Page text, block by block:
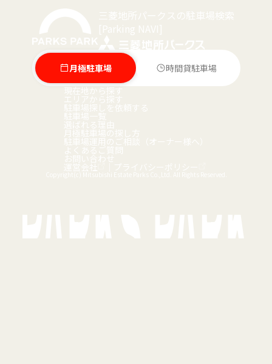
月極駐車場
時間貸駐車場
現在地から探す